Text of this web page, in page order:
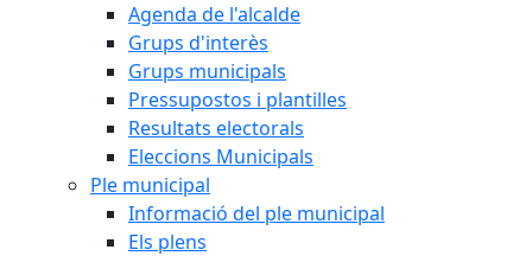
Agenda de l'alcalde
Grups d'interès
Grups municipals
Pressupostos i plantilles
Resultats electorals
Eleccions Municipals
Ple municipal
Informació del ple municipal
Els plens